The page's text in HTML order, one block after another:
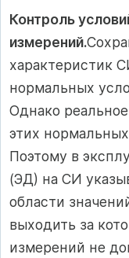
Контроль
измерений.
характеристик
нормальных
Однако
этих
Поэтому в
(ЭД) на СИ
области
выходить за
измерений не